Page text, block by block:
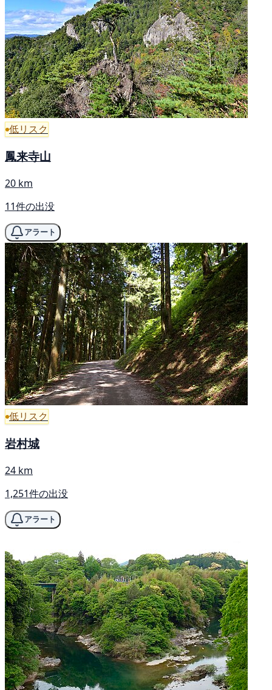
低リスク
鳳来寺山
20 km
11件の出没
アラート
低リスク
岩村城
24 km
1,251件の出没
アラート